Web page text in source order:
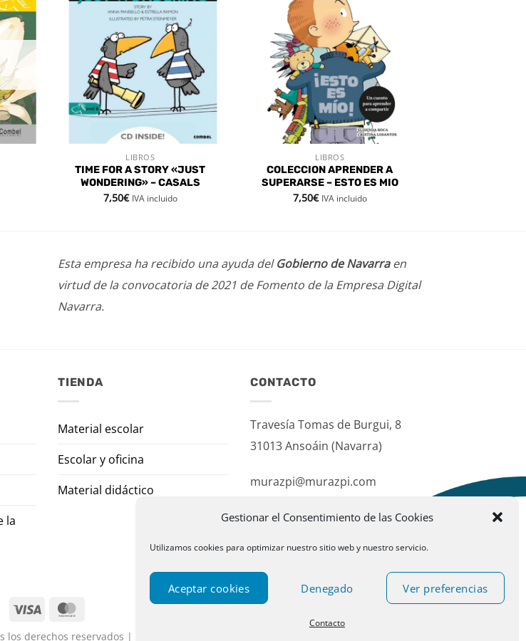
Gestionar el Consentimiento de las Cookies
Utilizamos cookies para optimizar nuestro sitio web y nuestro servicio.
Aceptar cookies Denegado Ver preferencias
Contacto
Añadir
a la
de
deseos
lista de
deseos
VISTA RÁPIDA
LIBROS
TIME FOR A STORY «JUST
WONDERING» – CASALS
7,50€ IVA incluido
deseos
VISTA RÁPIDA
LIBROS
COLECCION APRENDER A
SUPERARSE – ESTO ES MIO
7,50€ IVA incluido
Esta empresa ha recibido una ayuda delGobierno de Navarraen
virtud de la convocatoria de 2021 de Fomento de la Empresa Digital
Navarra.
la
TIENDA
Material escolar
Escolar y oficina
Material didáctico
CONTACTO
Travesía Tomas de Burgui, 8
31013 Ansoáin (Navarra)
murazpi@murazpi.com
derechos reservados | Designed by Publispace